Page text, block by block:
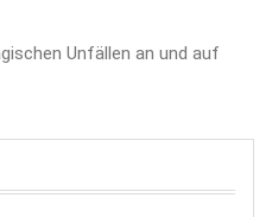
Unfällen an und auf